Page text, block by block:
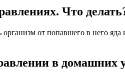
Что
от попавшего в него
в домашних